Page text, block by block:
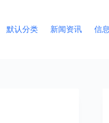
默认分类 新闻资讯 信